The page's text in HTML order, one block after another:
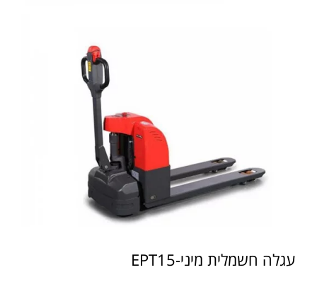
עגלה חשמלית מיני-EPT15